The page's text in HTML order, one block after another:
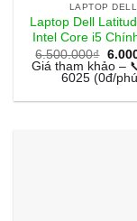
LAPTOP DELL
Laptop Dell
Intel Core i5
6.500.000₫ Giá
gốc
là:
Giá tham khảo –
6025 (0đ/